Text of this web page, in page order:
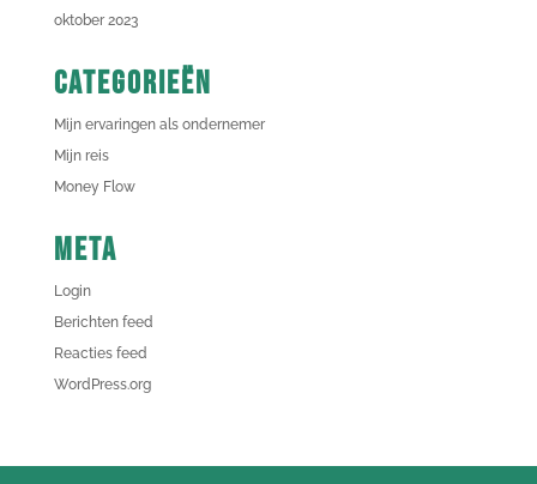
oktober 2023
Categorieën
Mijn ervaringen als ondernemer
Mijn reis
Money Flow
Meta
Login
Berichten feed
Reacties feed
WordPress.org